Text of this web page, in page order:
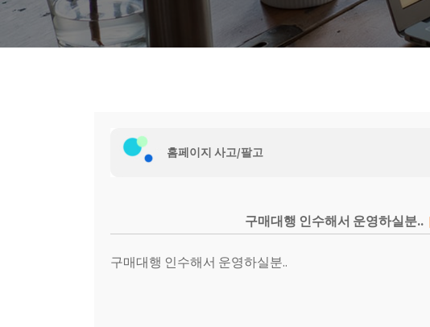
홈페이지 종류 배너광고
홈페이지 사고/팔고
구매대행 인수해서 운영하실분..
구매대행 인수해서 운영하실분..